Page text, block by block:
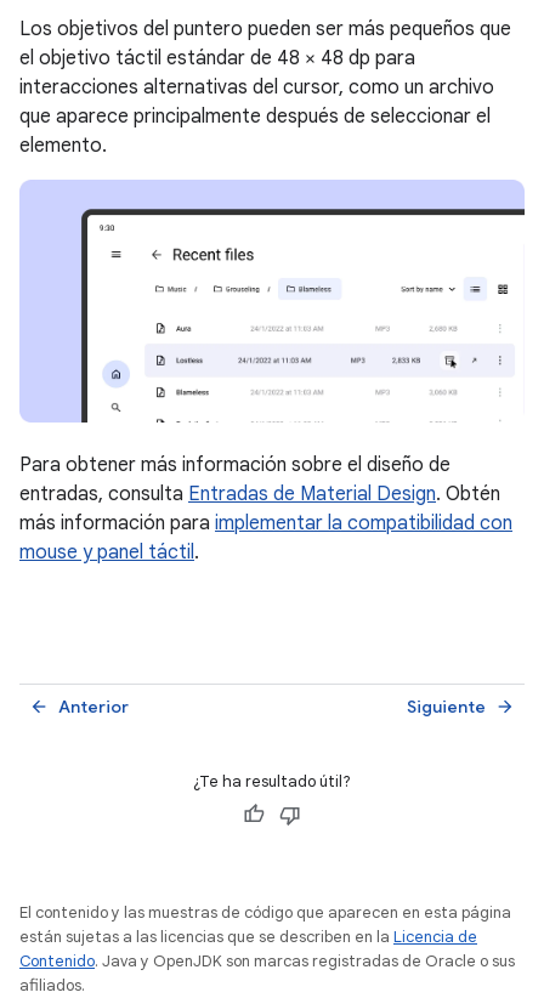
Los objetivos del puntero pueden ser más pequeños que
el objetivo táctil estándar de 48 × 48 dp para
interacciones alternativas del cursor, como un archivo
que aparece principalmente después de seleccionar el
elemento.
Para obtener más información sobre el diseño de
entradas, consulta Entradas de Material Design. Obtén
más información para implementar la compatibilidad con
mouse y panel táctil .
Anterior
arrow_back Siguiente arrow_forward
¿Te ha resultado útil?
El contenido y las muestras de código que aparecen en esta página
están sujetas a las licencias que se describen en la Licencia de
Contenido. Java y OpenJDK son marcas registradas de Oracle o sus
afiliados.